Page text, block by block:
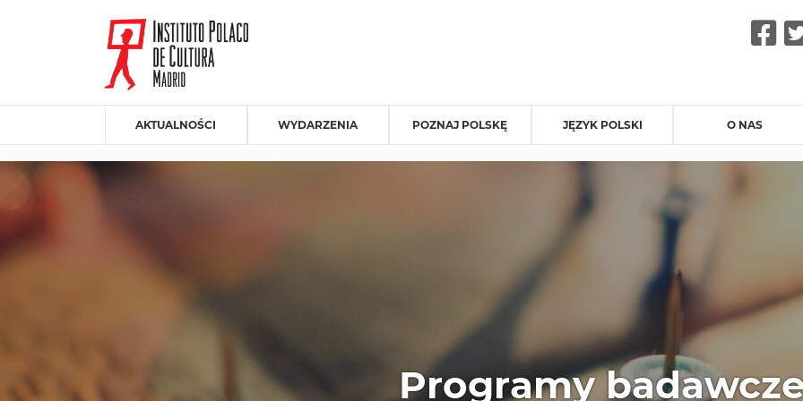
AKTUALNOŚCI WYDARZENIA POZNAJ POLSKĘ JĘZYK POLSKI O NAS
Programy